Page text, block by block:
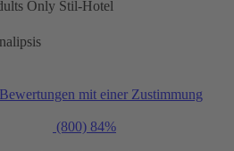
Only Stil-Hotel
mit einer Zustimmung
(800) 84%